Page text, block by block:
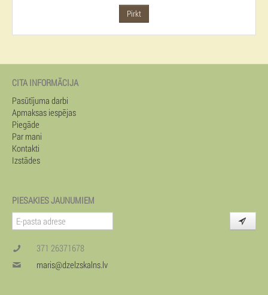
Pirkt
CITA INFORMĀCIJA
Pasūtījuma darbi
Apmaksas iespējas
Piegāde
Par mani
Kontakti
Izstādes
PIESAKIES JAUNUMIEM
371 26371678
maris@dzelzskalns.lv